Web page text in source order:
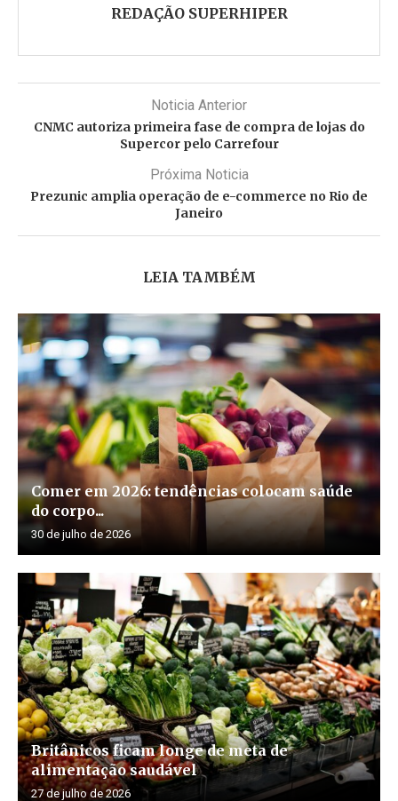
REDAÇÃO SUPERHIPER
Noticia Anterior
CNMC autoriza primeira fase de compra de lojas do
Supercor pelo Carrefour
Próxima Noticia
Prezunic amplia operação de e-commerce no Rio de
Janeiro
LEIA TAMBÉM
Comer em 2026: tendências colocam saúde
do corpo...
30 de julho de 2026
Britânicos ficam longe de meta de
alimentação saudável
27 de julho de 2026